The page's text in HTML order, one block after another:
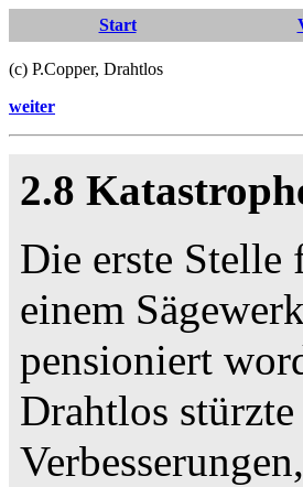
Start
(c) P.Copper, Drahtlos
weiter
2.8
Die erste
einem
pensioniert
Drahtlos